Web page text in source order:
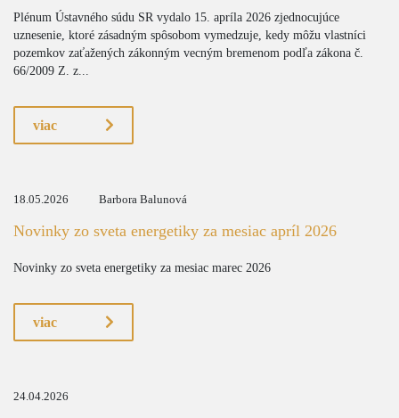
Plénum Ústavného súdu SR vydalo 15. apríla 2026 zjednocujúce
uznesenie, ktoré zásadným spôsobom vymedzuje, kedy môžu vlastníci
pozemkov zaťažených zákonným vecným bremenom podľa zákona č.
66/2009 Z. z...
viac
18.05.2026 Barbora Balunová
Novinky zo sveta energetiky za mesiac apríl 2026
Novinky zo sveta energetiky za mesiac marec 2026
viac
24.04.2026